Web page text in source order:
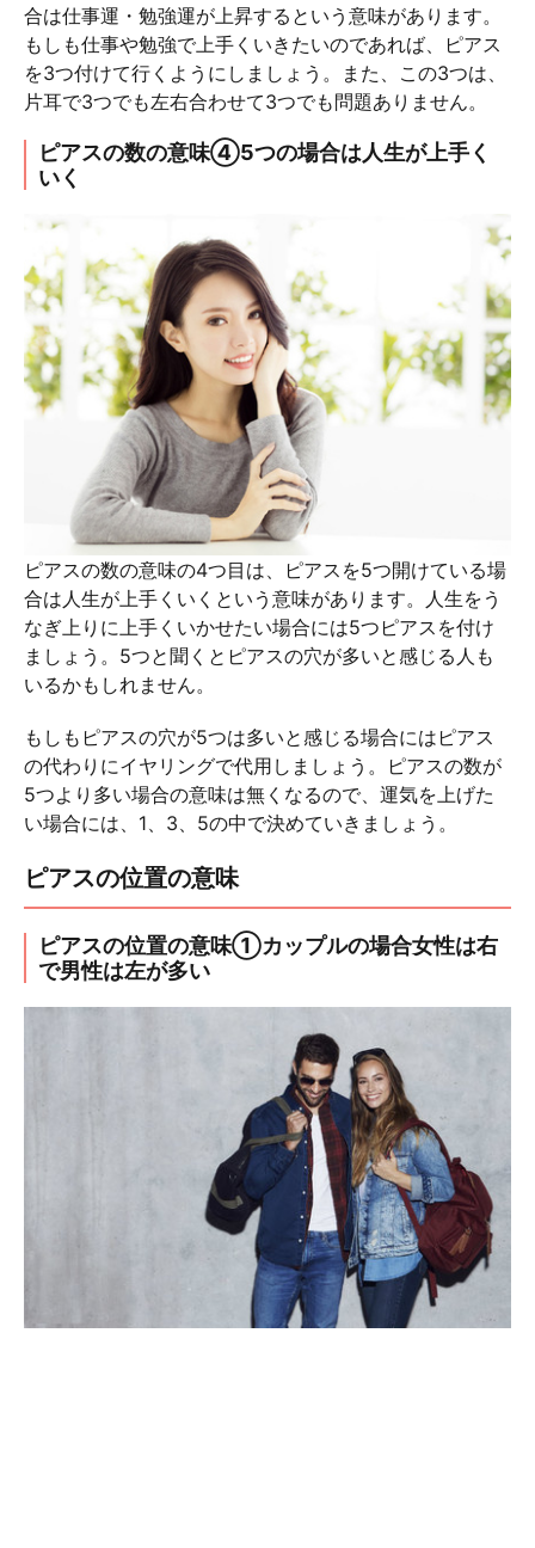
合は仕事運・勉強運が上昇するという意味があります。
もしも仕事や勉強で上手くいきたいのであれば、ピアス
を3つ付けて行くようにしましょう。また、この3つは、
片耳で3つでも左右合わせて3つでも問題ありません。
ピアスの数の意味④5つの場合は人生が上手く
いく
ピアスの数の意味の4つ目は、ピアスを5つ開けている場
合は人生が上手くいくという意味があります。人生をう
なぎ上りに上手くいかせたい場合には5つピアスを付け
ましょう。5つと聞くとピアスの穴が多いと感じる人も
いるかもしれません。
もしもピアスの穴が5つは多いと感じる場合にはピアス
の代わりにイヤリングで代用しましょう。ピアスの数が
5つより多い場合の意味は無くなるので、運気を上げた
い場合には、1、3、5の中で決めていきましょう。
ピアスの位置の意味
ピアスの位置の意味①カップルの場合女性は右
で男性は左が多い